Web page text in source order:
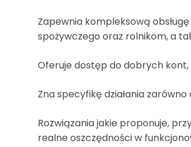
Zapewnia kompleksową
spożywczego oraz rolnikom, a
Oferuje dostęp do dobrych
Zna specyfikę działania
Rozwiązania jakie proponuje,
realne oszczędności w